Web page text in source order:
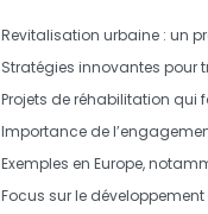
Revitalisation urbaine : un
Stratégies innovantes pour
Projets deréhabilitation qui
Importance de
Exemples en Europe,
Focus sur le développement